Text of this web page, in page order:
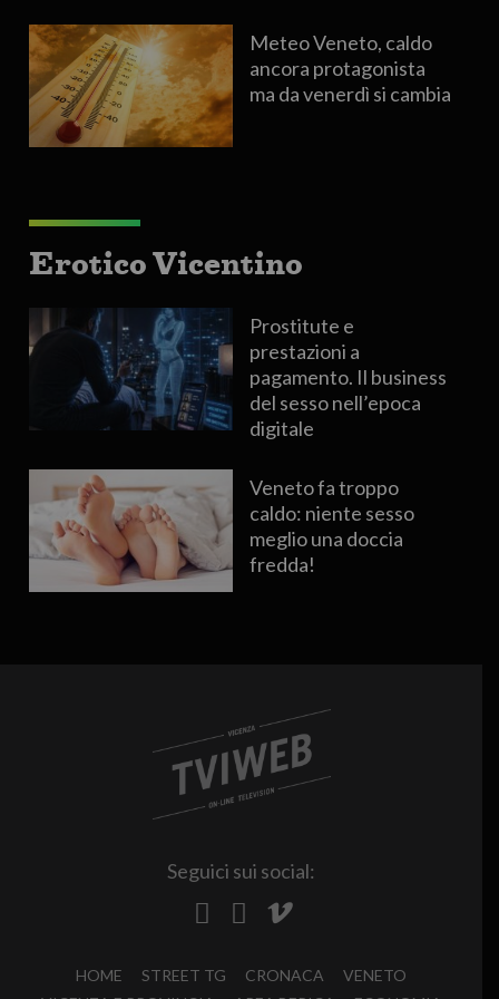
Meteo Veneto, caldo
ancora protagonista
ma da venerdì si cambia
Erotico Vicentino
Prostitute e
prestazioni a
pagamento. Il business
del sesso nell’epoca
digitale
Veneto fa troppo
caldo: niente sesso
meglio una doccia
fredda!
Seguici sui social:
HOME STREET TG CRONACA
VENETO